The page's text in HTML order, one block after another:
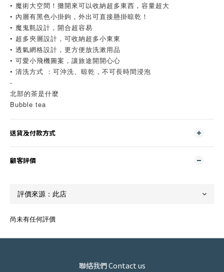
• 魔術大空間！攤開來可以收納超多東西，容量超大
• 內層有黑色小掛鉤，外出可直接懸掛晾乾！
• 魔鬼氈設計，開合超容易
• 超多夾層設計，可收納超多小東東
• 透氣網格設計，更方便放洗漱用品
• 可愛小飛機圖案，讓旅途開開心心
• 清洗方式 ：可沖洗、晾乾，不可長時間浸泡
-
北部的茶是什麼
Bubble tea
送貨及付款方式
顧客評價
尚未有任何評價
聯絡我們 Contact us